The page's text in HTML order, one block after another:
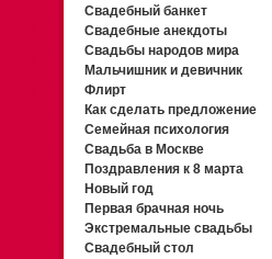
Свадебный банкет
Свадебные анекдоты
Свадьбы народов мира
Мальчишник и девичник
Флирт
Как сделать предложение
Семейная психология
Свадьба в Москве
Поздравления к 8 марта
Новый год
Первая брачная ночь
Экстремальные свадьбы
Свадебный стол